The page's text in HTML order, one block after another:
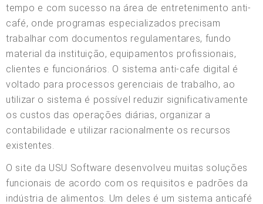
tempo e com sucesso na área de entretenimento anti-
café, onde programas especializados precisam
trabalhar com documentos regulamentares, fundo
material da instituição, equipamentos profissionais,
clientes e funcionários. O sistema anti-cafe digital é
voltado para processos gerenciais de trabalho, ao
utilizar o sistema é possível reduzir significativamente
os custos das operações diárias, organizar a
contabilidade e utilizar racionalmente os recursos
existentes.
O site da USU Software desenvolveu muitas soluções
funcionais de acordo com os requisitos e padrões da
indústria de alimentos. Um deles é um sistema anticafé